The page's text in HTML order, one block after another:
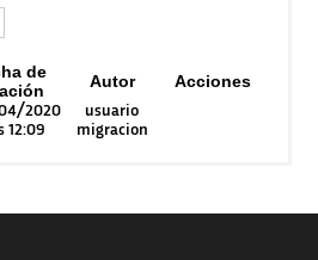
de
Autor Acciones
2020
12:09
usuario
migracion